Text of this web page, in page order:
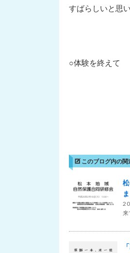
すばらしいと思い
○体験を終えて
このブログ内の関
来